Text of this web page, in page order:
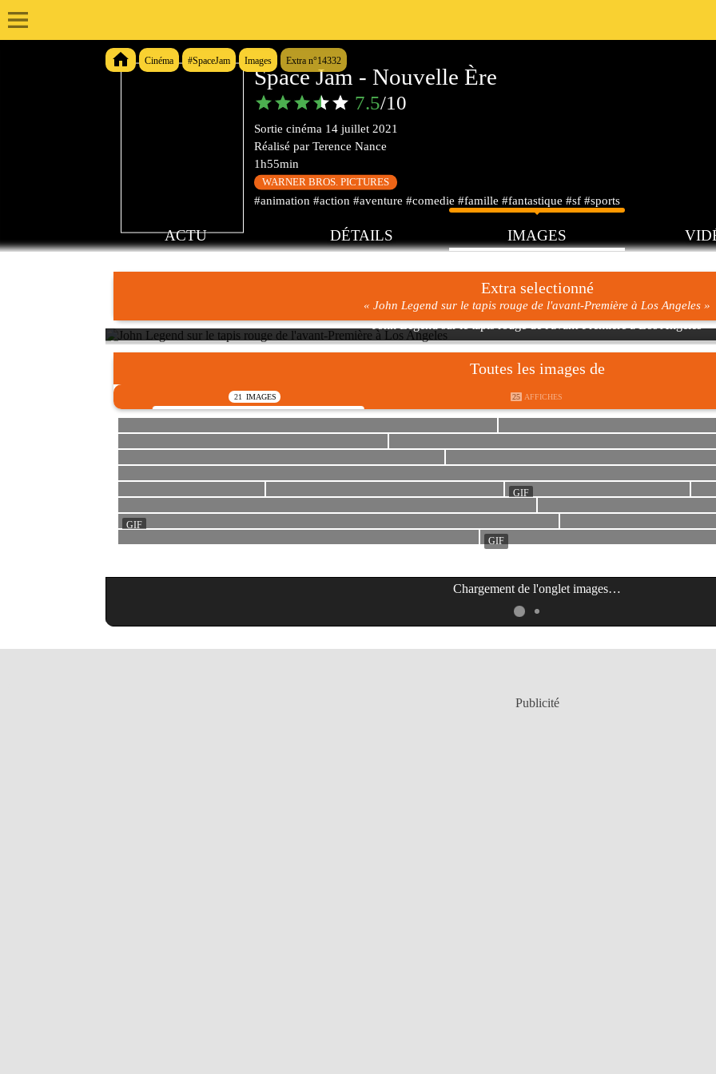
Cinéma #SpaceJam Images Extra n°14332
Space Jam - Nouvelle Ère
7.5/10
Sortie cinéma 14 juillet 2021
Réalisé par Terence Nance
1h55min
WARNER BROS. PICTURES
#animation #action #aventure #comedie #famille #fantastique #sf #sports
ACTU DÉTAILS IMAGES
Extra selectionné
« John Legend sur le tapis rouge de l'avant-Première à Los Angeles »
John Legend sur le tapis rouge de l'avant-Première à Los Angeles
Toutes les images de
21 IMAGES 25 AFFICHES
Chargement de l'onglet images…
Publicité